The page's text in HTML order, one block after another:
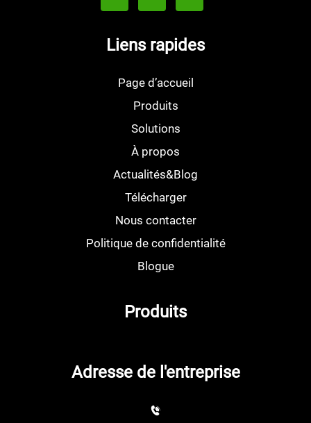
Liens rapides
Page d’accueil
Produits
Solutions
À propos
Actualités&Blog
Télécharger
Nous contacter
Politique de confidentialité
Blogue
Produits
Adresse de l'entreprise